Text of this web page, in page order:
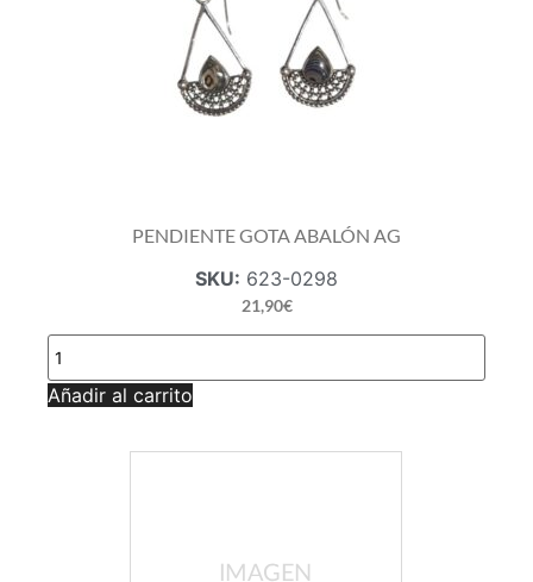
PENDIENTE GOTA ABALÓN AG
SKU: 623-0298
21,90€
PENDIENTE
GOTA
ABALÓN
AG
Añadir al carrito